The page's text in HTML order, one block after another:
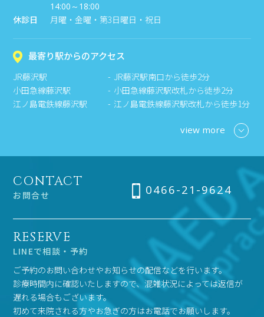
14:00～18:00
休診日 月曜・金曜・第3日曜日・祝日
最寄り駅からのアクセス
JR藤沢駅
JR藤沢駅南口から徒歩2分
小田急線藤沢駅
小田急線藤沢駅改札から徒歩2分
江ノ島電鉄線藤沢駅
江ノ島電鉄線藤沢駅改札から徒歩1分
view more
CONTACT
お問合せ 0466-21-9624
RESERVE
LINEで相談・予約
ご予約のお問い合わせやお知らせの配信などを行います。
診療時間内に確認いたしますので、混雑状況によっては返信が
遅れる場合もございます。
初めて来院される方やお急ぎの方はお電話でお願いします。